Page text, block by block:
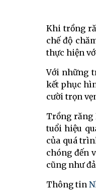
Khi trồng
chế độ
thực hiện
Với những
kết phục
cười trọn
Trồng răng
tuổi hiệu
của quá
chóng đến
cũng như
Thông tin